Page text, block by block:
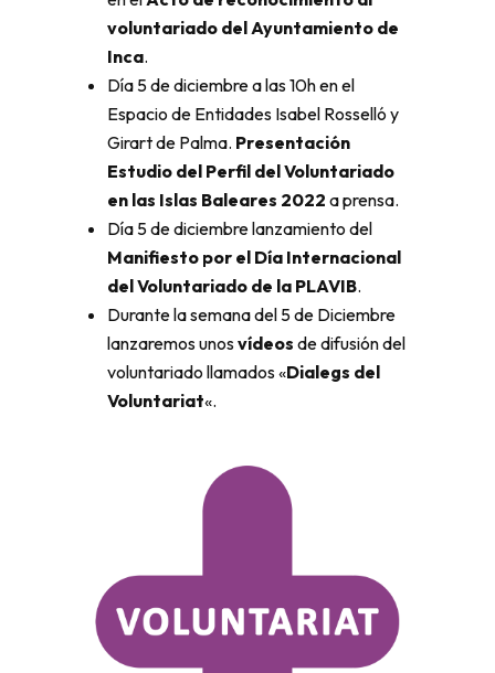
voluntariado del Ayuntamiento de
Inca.
Día 5 de diciembre a las 10h en el
Espacio de Entidades Isabel Rosselló y
Girart de Palma. Presentación
Estudio del Perfil del Voluntariado
en las Islas Baleares 2022 a prensa.
Día 5 de diciembre lanzamiento del
Manifiesto por el Día Internacional
del Voluntariado de la PLAVIB.
Durante la semana del 5 de Diciembre
lanzaremos unosvídeos de difusión del
voluntariado llamados «Dialegs del
Voluntariat«.